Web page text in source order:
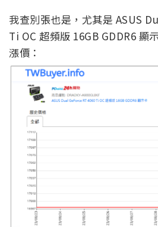
我查別張也是，尤其是 ASUS
Ti OC 超頻版 16GB GDDR6 顯
漲價：